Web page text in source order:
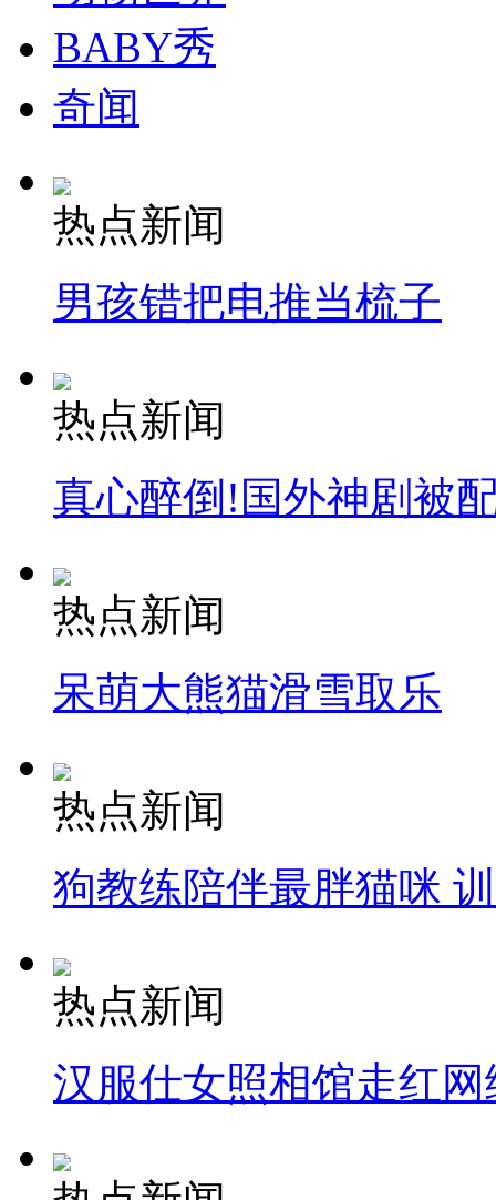
纽约上演“枕头大战”
司机酒驾遇交警 急速倒车逃窜
BABY秀
奇闻
热点新闻
男孩错把电推当梳子
热点新闻
真心醉倒!国外神剧被
热点新闻
呆萌大熊猫滑雪取乐
热点新闻
狗教练陪伴最胖猫咪
热点新闻
汉服仕女照相馆走红网